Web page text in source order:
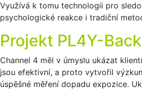
Využívá k tomu technologii pro
psychologické reakce i tradiční
Projekt PL4Y-Back
Channel 4 měl v úmyslu ukázat
jsou efektivní, a proto vytvořil
úspěšné měření dopadu expozice.